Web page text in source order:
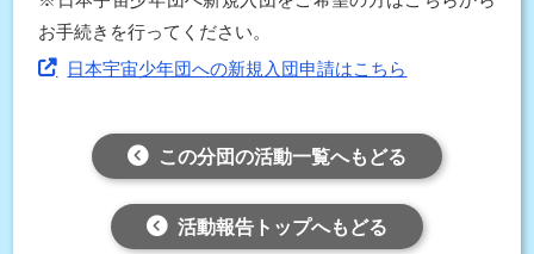
お手続きを行ってください。
日本宇宙少年団への新規入団申請はこちら
この分団の活動一覧へもどる
活動報告トップへもどる